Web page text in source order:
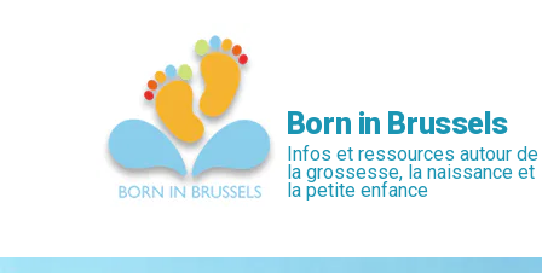
Born in Brussels
Infos et ressources autour de
la grossesse, la naissance et
la petite enfance